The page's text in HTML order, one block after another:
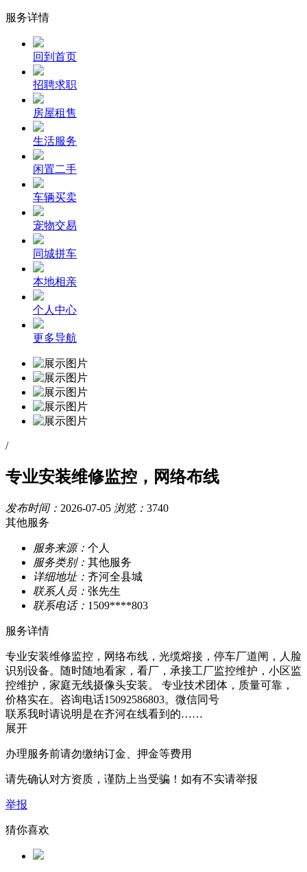
服务详情
回到首页
招聘求职
房屋租售
生活服务
闲置二手
车辆买卖
宠物交易
同城拼车
本地相亲
个人中心
更多导航
/
专业安装维修监控，网络布线
发布时间： 2026-07-05 浏览： 3740
其他服务
服务来源： 个人
服务类别： 其他服务
详细地址： 齐河全县城
联系人员： 张先生
联系电话： 1509****803
服务详情
专业安装维修监控，网络布线，光缆熔接，停车厂道闸，人脸
识别设备。随时随地看家，看厂，承接工厂监控维护，小区监
控维护，家庭无线摄像头安装。 专业技术团体，质量可靠，
价格实在。咨询电话15092586803。微信同号
联系我时请说明是在齐河在线看到的……
展开
办理服务前请勿缴纳订金、押金等费用
请先确认对方资质，谨防上当受骗！如有不实请举报
举报
猜你喜欢